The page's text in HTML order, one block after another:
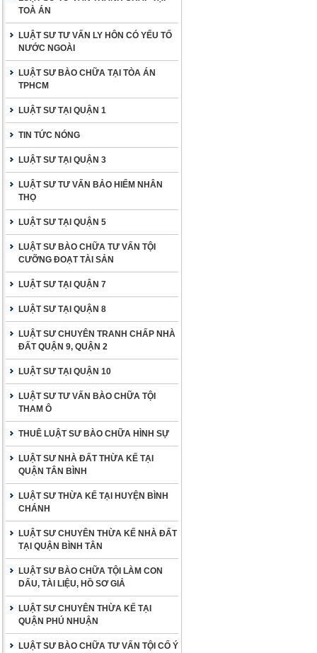
TOÀ ÁN
LUẬT SƯ TƯ VẤN LY HÔN CÓ YẾU TỐ
NƯỚC NGOÀI
LUẬT SƯ BÀO CHỮA TẠI TÒA ÁN
TPHCM
LUẬT SƯ TẠI QUẬN 1
TIN TỨC NÓNG
LUẬT SƯ TẠI QUẬN 3
LUẬT SƯ TƯ VẤN BẢO HIỂM NHÂN
THỌ
LUẬT SƯ TẠI QUẬN 5
LUẬT SƯ BÀO CHỮA TƯ VẤN TỘI
CƯỠNG ĐOẠT TÀI SẢN
LUẬT SƯ TẠI QUẬN 7
LUẬT SƯ TẠI QUẬN 8
LUẬT SƯ CHUYÊN TRANH CHẤP NHÀ
ĐẤT QUẬN 9, QUẬN 2
LUẬT SƯ TẠI QUẬN 10
LUẬT SƯ TƯ VẤN BÀO CHỮA TỘI
THAM Ô
THUÊ LUẬT SƯ BÀO CHỮA HÌNH SỰ
LUẬT SƯ NHÀ ĐẤT THỪA KẾ TẠI
QUẬN TÂN BÌNH
LUẬT SƯ THỪA KẾ TẠI HUYỆN BÌNH
CHÁNH
LUẬT SƯ CHUYÊN THỪA KẾ NHÀ ĐẤT
TẠI QUẬN BÌNH TÂN
LUẬT SƯ BÀO CHỮA TỘI LÀM CON
DẤU, TÀI LIỆU, HỒ SƠ GIẢ
LUẬT SƯ CHUYÊN THỪA KẾ TẠI
QUẬN PHÚ NHUẬN
LUẬT SƯ BÀO CHỮA TƯ VẤN TỘI CỐ Ý